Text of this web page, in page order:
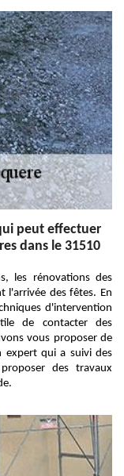
peut effectuer
dans le 31510
les rénovations des
l'arrivée des fêtes. En
d'intervention
de contacter des
vous proposer de
expert qui a suivi des
des travaux